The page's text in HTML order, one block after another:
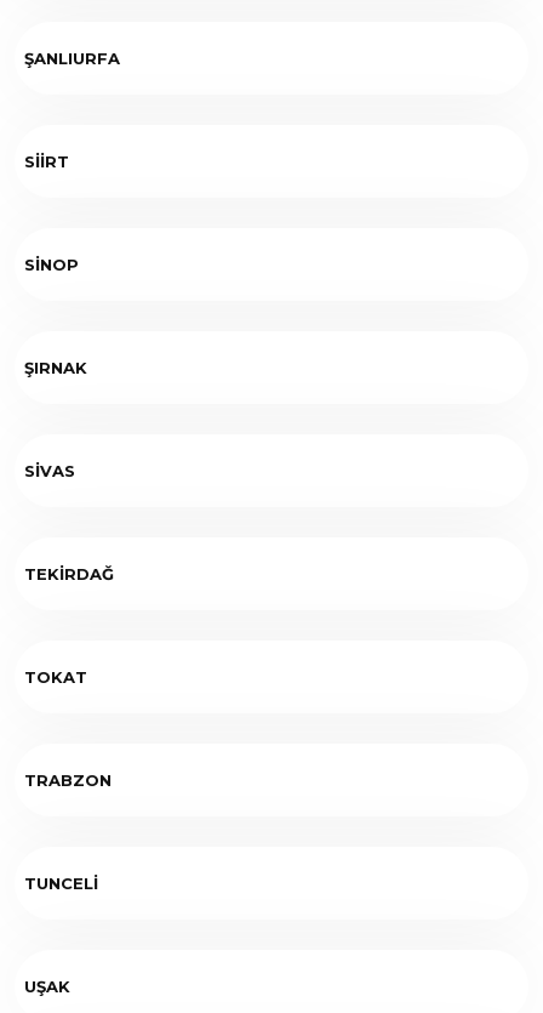
ŞANLIURFA
SİİRT
SİNOP
ŞIRNAK
SİVAS
TEKİRDAĞ
TOKAT
TRABZON
TUNCELİ
UŞAK